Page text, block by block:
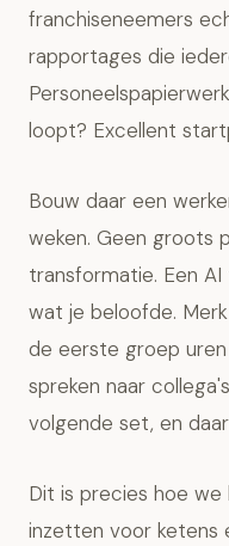
franchiseneemers
rapportages die
loopt? Excellent
Bouw daar een
weken. Geen groots
transformatie. Een
wat je beloofde.
de eerste groep
spreken naar
volgende set, en
Dit is precies hoe
inzetten voor ketens